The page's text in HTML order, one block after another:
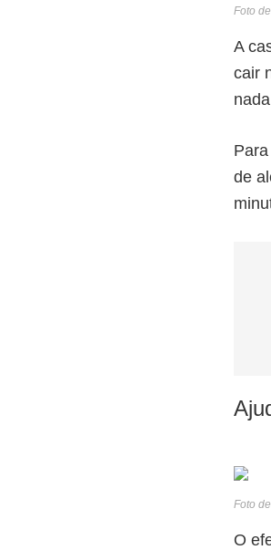
Foto
A
cair
de
Foto
O